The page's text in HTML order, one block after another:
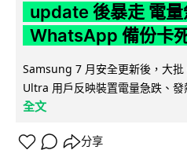
update 後暴走 電
WhatsApp 備份卡
Samsung 7 月安全更新後，大
Ultra 用戶反映裝置電量急跌、
全文
分享